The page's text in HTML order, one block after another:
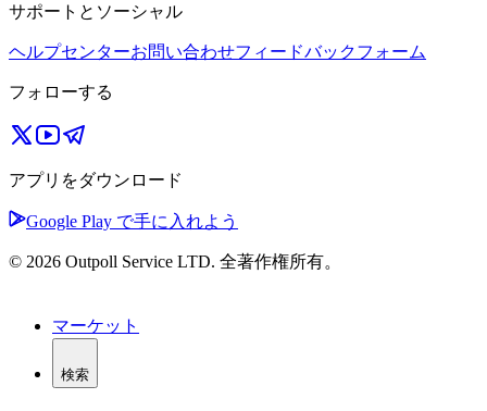
サポートとソーシャル
ヘルプセンターお問い合わせフィードバックフォーム
フォローする
アプリをダウンロード
Google Play で手に入れよう
© 2026 Outpoll Service LTD. 全著作権所有。
マーケット
検索